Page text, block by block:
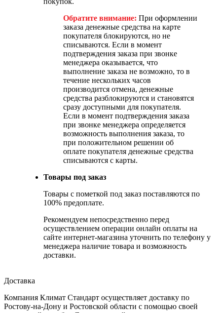
Обратите внимание: При оформлении
заказа денежные средства на карте
покупателя блокируются, но не
списываются. Если в момент
подтверждения заказа при звонке
менеджера оказывается, что
выполнение заказа не возможно, то в
течение нескольких часов
производится отмена, денежные
средства разблокируются и становятся
сразу доступными для покупателя.
Если в момент подтверждения заказа
при звонке менеджера определяется
возможность выполнения заказа, то
при положительном решении об
оплате покупателя денежные средства
списываются с карты.
Товары под заказ
Товары с пометкой под заказ поставляются по
100% предоплате.
Рекомендуем непосредственно перед
осуществлением операции онлайн оплаты на
сайте интернет-магазина уточнить по телефону у
менеджера наличие товара и возможность
доставки.
Доставка
Компания Климат Стандарт осуществляет доставку по
Ростову-на-Дону и Ростовской области с помощью своей